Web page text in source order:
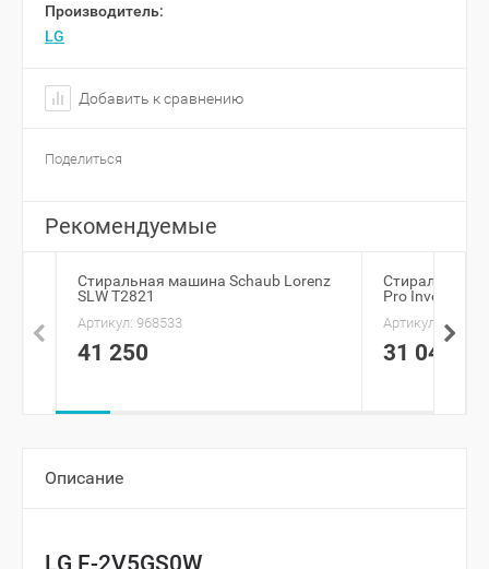
Производитель:
LG
Добавить к сравнению
Поделиться
Рекомендуемые
Стиральная машина Schaub Lorenz
SLW T2821
Артикул: 968533
41 250
Стиральная
Pro Inverter
Артикул: 926401
31 040
Описание